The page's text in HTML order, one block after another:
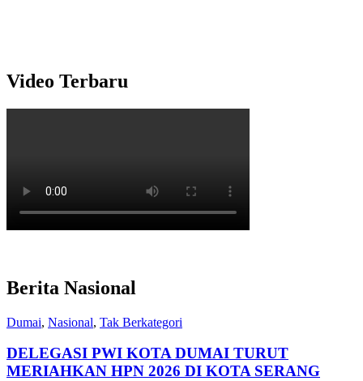
Video Terbaru
Berita Nasional
Dumai, Nasional, Tak Berkategori
DELEGASI PWI KOTA DUMAI TURUT
MERIAHKAN HPN 2026 DI KOTA SERANG